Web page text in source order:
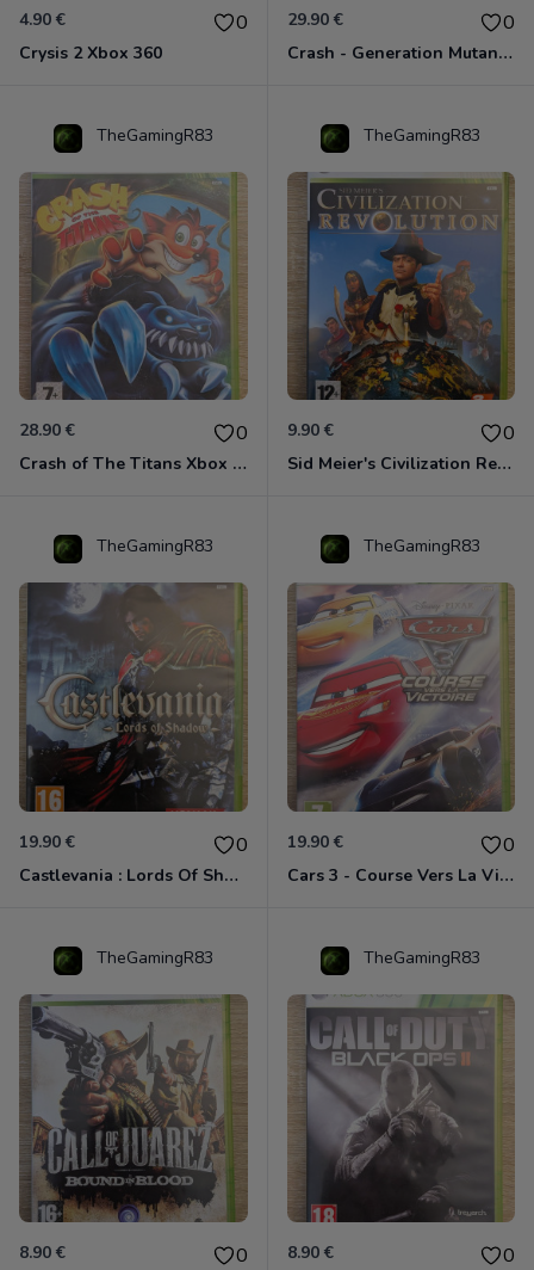
4.90 € 0
Crysis 2 Xbox 360
29.90 € 0
Crash - Generation Mutant Xbox 360
TheGamingR83
28.90 € 0
Crash of The Titans Xbox 360
TheGamingR83
9.90 € 0
Sid Meier's Civilization Revolution Xbox 360
TheGamingR83
19.90 € 0
Castlevania : Lords Of Shadow Xbox 360
TheGamingR83
19.90 € 0
Cars 3 - Course Vers La Victoire Xbox 360
TheGamingR83
8.90 € 0
TheGamingR83
8.90 € 0